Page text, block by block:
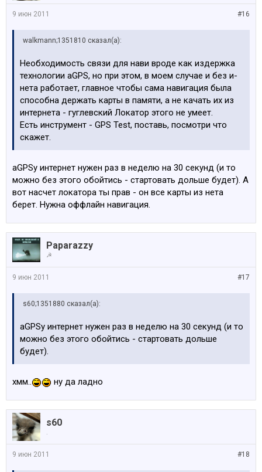
#16
9 июн 2011
walkmann;1351810 сказал(а):
Необходимость связи для нави вроде как издержка
технологии aGPS, но при этом, в моем случае и без и-
нета работает, главное чтобы сама навигация была
способна держать карты в памяти, а не качать их из
интернета - гуглевский Локатор этого не умеет.
Есть инструмент - GPS Test, поставь, посмотри что
скажет.
aGPSу интернет нужен раз в неделю на 30 секунд (и то
можно без этого обойтись - стартовать дольше будет). А
вот насчет локатора ты прав - он все карты из нета
берет. Нужна оффлайн навигация.
Paparazzy
☭
#17
9 июн 2011
s60;1351880 сказал(а):
aGPSу интернет нужен раз в неделю на 30 секунд (и то
можно без этого обойтись - стартовать дольше
будет).
хмм.. ну да ладно
s60
.
#18
9 июн 2011